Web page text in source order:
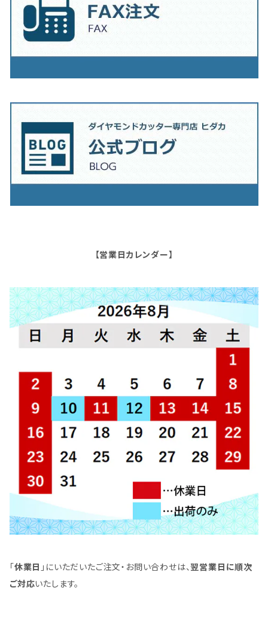
【営業日カレンダー】
「休業日 」にいただいたご注文・お問い合わせは、翌営業日に順次
ご対応いたします。